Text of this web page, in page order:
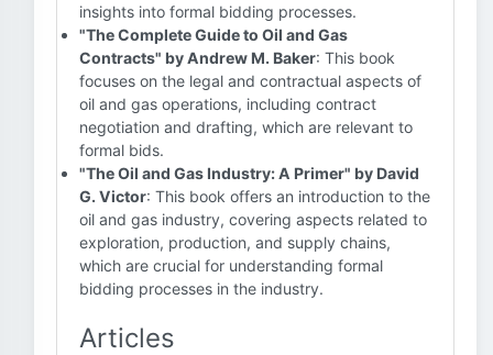
insights into formal bidding processes.
"The Complete Guide to Oil and Gas
Contracts" by Andrew M. Baker: This book
focuses on the legal and contractual aspects of
oil and gas operations, including contract
negotiation and drafting, which are relevant to
formal bids.
"The Oil and Gas Industry: A Primer" by David
G. Victor: This book offers an introduction to the
oil and gas industry, covering aspects related to
exploration, production, and supply chains,
which are crucial for understanding formal
bidding processes in the industry.
Articles